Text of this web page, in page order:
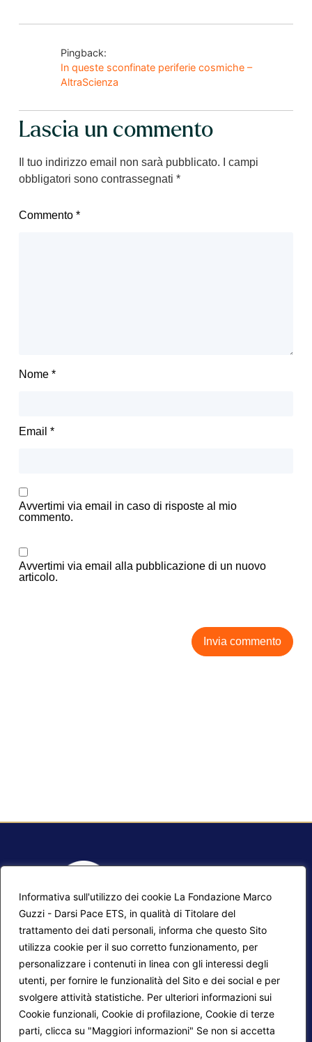
Informativa sull'utilizzo dei cookie La Fondazione Marco
Guzzi - Darsi Pace ETS, in qualità di Titolare del
trattamento dei dati personali, informa che questo Sito
utilizza cookie per il suo corretto funzionamento, per
personalizzare i contenuti in linea con gli interessi degli
utenti, per fornire le funzionalità del Sito e dei social e per
svolgere attività statistiche. Per ulteriori informazioni sui
Cookie funzionali, Cookie di profilazione, Cookie di terze
parti, clicca su "Maggiori informazioni" Se non si accetta
Pingback:
In queste sconfinate periferie cosmiche –
AltraScienza
Lascia un commento
Il tuo indirizzo email non sarà pubblicato.
I campi
obbligatori sono contrassegnati *
Commento *
Nome *
Email *
Avvertimi via email in caso di risposte al mio
commento.
Avvertimi via email alla pubblicazione di un nuovo
articolo.
Mappa del sito
Progetti Darsi Pace
Login redattori
Contatti
Calendario corsi
Privacy Policy
Cookie Policy